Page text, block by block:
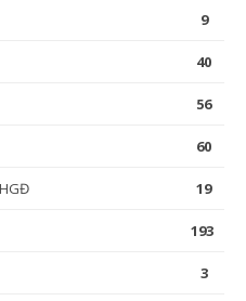
9
40
56
60
19
193
3